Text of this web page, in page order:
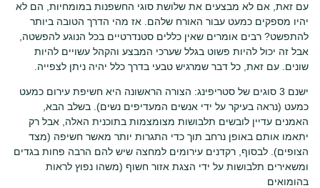
עם זאת, אם לא מבצעים את שלושת סוגי החשפנות במומחיות, הם לא
יהיו מספקים כמעט עבור האורח שלהם. אז מהי הדרך הטובה ביותר
להתפשט? רבים אומרים שאין כללים סטנדרטיים בכל הנוגע להפשטה,
אבל זה יכול להיות פשוט בגלל שערכי המבצע והקהל עשויים להיות
שונים. עם זאת, כל דבר שמרגיש טבעי בדרך כלל יהיה ניתן לצפייה.
ישנם 3 סוגים של סטריפינג: הצורה הראשונה היא חשיפת עירום כמעט
כמעט (נראה בעיקר על ידי אנשים המעדיפים נשים). בשלב הבא,
האמנים עדיין לובשים תלבושות מצומצמות בתוכנית האלה, אבל רק
יתאמו אותם באופן נרחב תוך כדי התגרות יותר מאשר חשיפה (מצד
הצופים). לבסוף, רקדנים עירומים למחצה שיש להם הרבה פחות בגדים
ומשאירים תלבושות על ידי הצגת אזור חשוף (משהו נפוץ לראות
בהומואים